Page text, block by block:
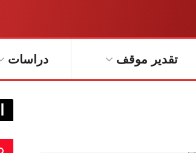
تقدير موقف دراسات